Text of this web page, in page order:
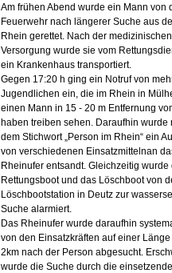
Am frühen Abend wurde ein Mann von
Feuerwehr nach längerer Suche aus
Rhein gerettet. Nach der medizinischen
Versorgung wurde sie vom
ein Krankenhaus transportiert.
Gegen 17:20 h ging ein Notruf von
Jugendlichen ein, die im Rhein in
einen Mann in 15 - 20 m Entfernung
haben treiben sehen. Daraufhin wurde
dem Stichwort „Person im Rhein“ ein
von verschiedenen Einsatzmittelnan
Rheinufer entsandt. Gleichzeitig wurde
Rettungsboot und das Löschboot von
Löschbootstation in Deutz zur
Suche alarmiert.
Das Rheinufer wurde daraufhin
von den Einsatzkräften auf einer
2km nach der Person abgesucht.
wurde die Suche durch die einsetzende